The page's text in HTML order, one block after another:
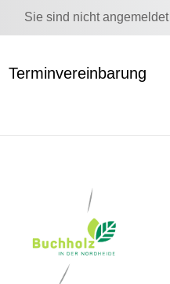
Sie sind nicht angemeldet
Terminvereinbarung